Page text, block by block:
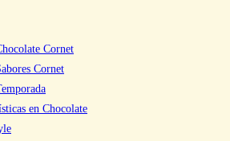
Cornet
Cornet
en Chocolate